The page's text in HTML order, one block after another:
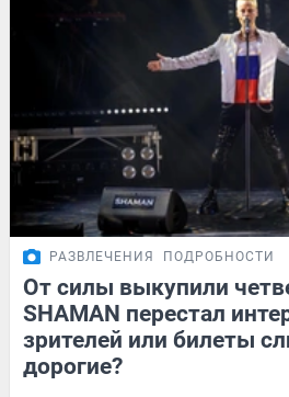
РАЗВЛЕЧЕНИЯ ПОДРОБНОСТИ
От силы выкупили
SHAMAN перестал
зрителей или билеты
дорогие?